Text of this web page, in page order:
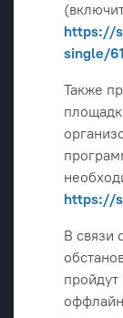
https://
single/61
Также
https://
В связи